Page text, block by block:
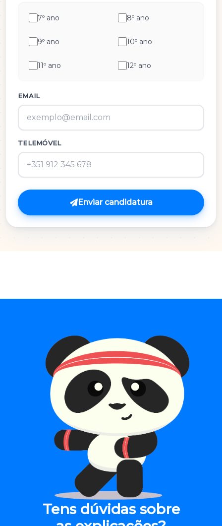
História e Cultura das Artes
Inglês
M.A.C.S.
Matemática 3º Ciclo
Matemática A
Matemática B
Português
7º ano 8º ano
9º ano 10º ano
11º ano 12º ano
EMAIL
TELEMÓVEL
Enviar candidatura
Tens dúvidas sobre